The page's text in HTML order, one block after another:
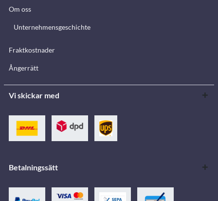
Om oss
Unternehmensgeschichte
Fraktkostnader
Ångerrätt
Vi skickar med
Betalningssätt